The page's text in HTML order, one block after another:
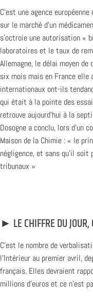
C’est une agence
sur le marché d’un
s’octroie une autorisation «
laboratoires et le taux de
Allemagne, le délai moyen
six mois mais en France
internationaux ont-ils
qui était à la pointe des
retrouve aujourd’hui à la
Dosogne a conclu, lors d’un
Maison de la Chimie : « le
négligence, et sans qu’il soit
tribunaux »
► LE CHIFFRE DU
C’est le nombre de
l’Intérieur au premier avril,
français. Elles devraient
millions d’euros et ce n’est